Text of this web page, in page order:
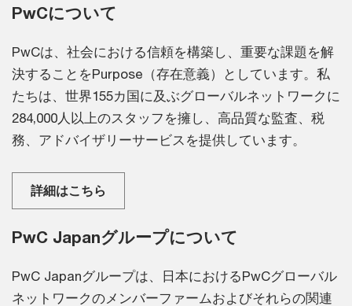
PwCについて
PwCは、社会における信頼を構築し、重要な課題を解
決することをPurpose（存在意義）としています。私
たちは、世界155カ国に及ぶグローバルネットワークに
284,000人以上のスタッフを擁し、高品質な監査、税
務、アドバイザリーサービスを提供しています。
詳細はこちら
PwC Japanグループについて
PwC Japanグループは、日本におけるPwCグローバル
ネットワークのメンバーファームおよびそれらの関連